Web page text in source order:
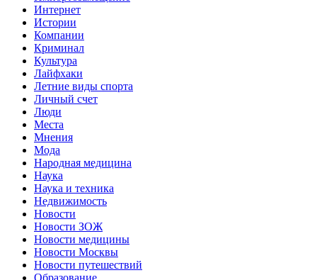
Интернет
Истории
Компании
Криминал
Культура
Лайфхаки
Летние виды спорта
Личный счет
Люди
Места
Мнения
Мода
Народная медицина
Наука
Наука и техника
Недвижимость
Новости
Новости ЗОЖ
Новости медицины
Новости Москвы
Новости путешествий
Образование